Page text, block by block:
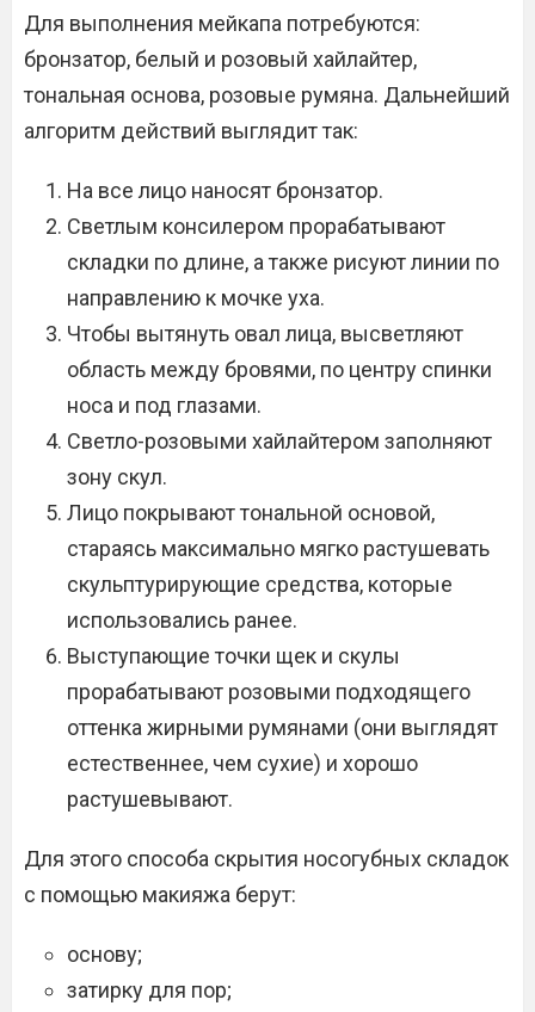
Для выполнения мейкапа потребуются:
бронзатор, белый и розовый хайлайтер,
тональная основа, розовые румяна. Дальнейший
алгоритм действий выглядит так:
На все лицо наносят бронзатор.
Светлым консилером прорабатывают
складки по длине, а также рисуют линии по
направлению к мочке уха.
Чтобы вытянуть овал лица, высветляют
область между бровями, по центру спинки
носа и под глазами.
Светло-розовыми хайлайтером заполняют
зону скул.
Лицо покрывают тональной основой,
стараясь максимально мягко растушевать
скульптурирующие средства, которые
использовались ранее.
Выступающие точки щек и скулы
прорабатывают розовыми подходящего
оттенка жирными румянами (они выглядят
естественнее, чем сухие) и хорошо
растушевывают.
Для этого способа скрытия носогубных складок
с помощью макияжа берут:
основу;
затирку для пор;